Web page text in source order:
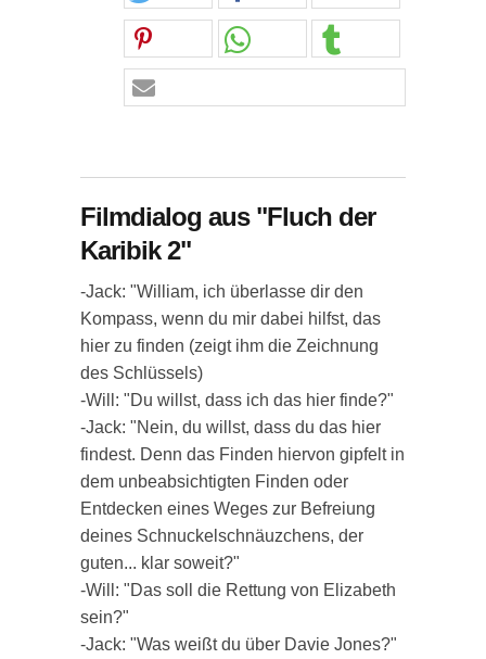
Filmdialog aus "Fluch der
Karibik 2"
-Jack: "William, ich überlasse dir den
Kompass, wenn du mir dabei hilfst, das
hier zu finden (zeigt ihm die Zeichnung
des Schlüssels)
-Will: "Du willst, dass ich das hier finde?"
-Jack: "Nein, du willst, dass du das hier
findest. Denn das Finden hiervon gipfelt in
dem unbeabsichtigten Finden oder
Entdecken eines Weges zur Befreiung
deines Schnuckelschnäuzchens, der
guten... klar soweit?"
-Will: "Das soll die Rettung von Elizabeth
sein?"
-Jack: "Was weißt du über Davie Jones?"